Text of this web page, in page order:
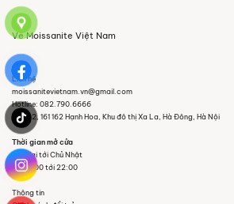
₫.
Về Moissanite Việt Nam
Thông tin
Thời gian mở cửa
Thứ Hai tới Chủ Nhật
Từ 09:00 tới 22:00
Liên hệ
moissanitevietnam.vn@gmail.com
Hotline: 082.790.6666
Tầng 2, 161 162 Hạnh Hoa, Khu đô thị Xa La, Hà Đông, Hà Nội